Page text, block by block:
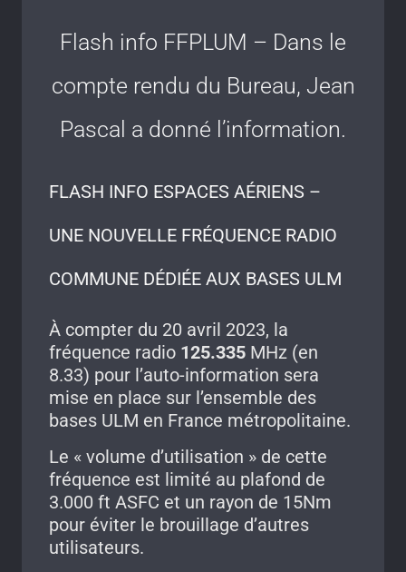
Flash info FFPLUM – Dans le
compte rendu du Bureau, Jean
Pascal a donné l’information.
FLASH INFO ESPACES AÉRIENS –
UNE NOUVELLE FRÉQUENCE RADIO
COMMUNE DÉDIÉE AUX BASES ULM
À compter du 20 avril 2023, la
fréquence radio 125.335 MHz (en
8.33) pour l’auto-information sera
mise en place sur l’ensemble des
bases ULM en France métropolitaine.
Le « volume d’utilisation » de cette
fréquence est limité au plafond de
3.000 ft ASFC et un rayon de 15Nm
pour éviter le brouillage d’autres
utilisateurs.